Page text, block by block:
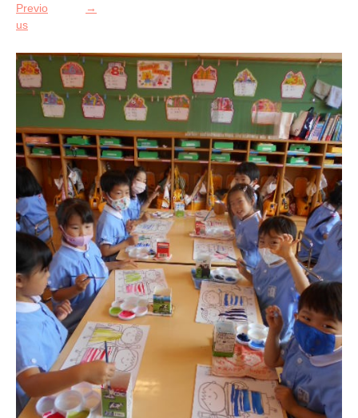
Previo
us
→